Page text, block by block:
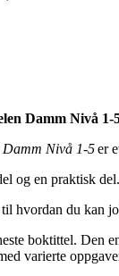
Damm Nivå 1-
Nivå 1-5er
og en praktisk del.
hvordan du kan
boktittel. Den
varierte